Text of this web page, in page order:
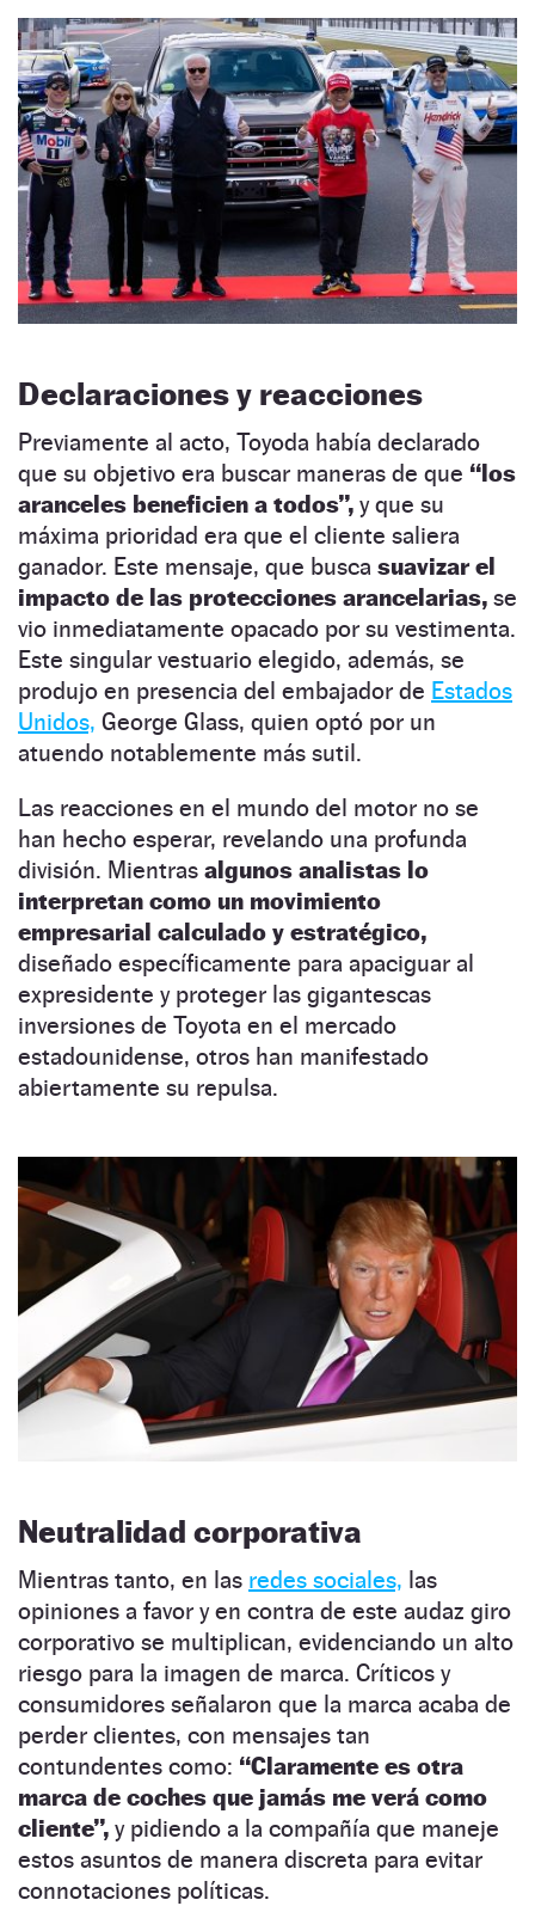
Declaraciones y reacciones
Previamente al acto, Toyoda había declarado
que su objetivo era buscar maneras de que “los
aranceles beneficien a todos”, y que su
máxima prioridad era que el cliente saliera
ganador. Este mensaje, que busca suavizar el
impacto de las protecciones arancelarias, se
vio inmediatamente opacado por su vestimenta.
Este singular vestuario elegido, además, se
produjo en presencia del embajador de Estados
Unidos, George Glass, quien optó por un
atuendo notablemente más sutil.
Las reacciones en el mundo del motor no se
han hecho esperar, revelando una profunda
división. Mientras algunos analistas lo
interpretan como un movimiento
empresarial calculado y estratégico,
diseñado específicamente para apaciguar al
expresidente y proteger las gigantescas
inversiones de Toyota en el mercado
estadounidense, otros han manifestado
abiertamente su repulsa.
Neutralidad corporativa
Mientras tanto, en las redes sociales, las
opiniones a favor y en contra de este audaz giro
corporativo se multiplican, evidenciando un alto
riesgo para la imagen de marca. Críticos y
consumidores señalaron que la marca acaba de
perder clientes, con mensajes tan
contundentes como: “Claramente es otra
marca de coches que jamás me verá como
cliente”, y pidiendo a la compañía que maneje
estos asuntos de manera discreta para evitar
connotaciones políticas.